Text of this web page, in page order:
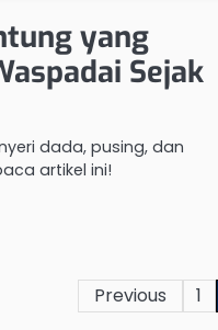
yang
Sejak
dada, pusing, dan
artikel ini!
Previous 1